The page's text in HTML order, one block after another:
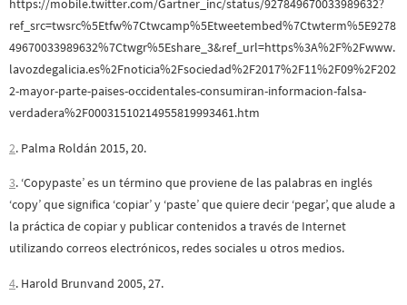
https://mobile.twitter.com/Gartner_inc/status/927849670033989632?
ref_src=twsrc%5Etfw%7Ctwcamp%5Etweetembed%7Ctwterm%5E9278
49670033989632%7Ctwgr%5Eshare_3&ref_url=https%3A%2F%2Fwww.
lavozdegalicia.es%2Fnoticia%2Fsociedad%2F2017%2F11%2F09%2F202
2-mayor-parte-paises-occidentales-consumiran-informacion-falsa-
verdadera%2F00031510214955819993461.htm
2. Palma Roldán 2015, 20.
3. ‘Copypaste’ es un término que proviene de las palabras en inglés
‘copy’ que significa ‘copiar’ y ‘paste’ que quiere decir ‘pegar’, que alude a
la práctica de copiar y publicar contenidos a través de Internet
utilizando correos electrónicos, redes sociales u otros medios.
4. Harold Brunvand 2005, 27.